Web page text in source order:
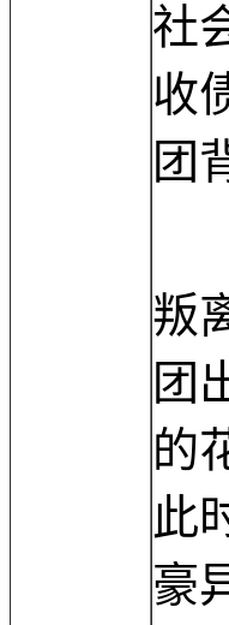
社
收
团
叛
团
的
此
豪